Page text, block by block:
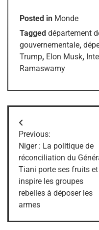
Posted in Monde
Tagged département
gouvernementale,
Trump, Elon Musk,
Ramaswamy
Navigation
de
l’article
Previous:
Niger : La politique de
réconciliation du
Tiani porte ses fruits et
inspire les groupes
rebelles à déposer les
armes